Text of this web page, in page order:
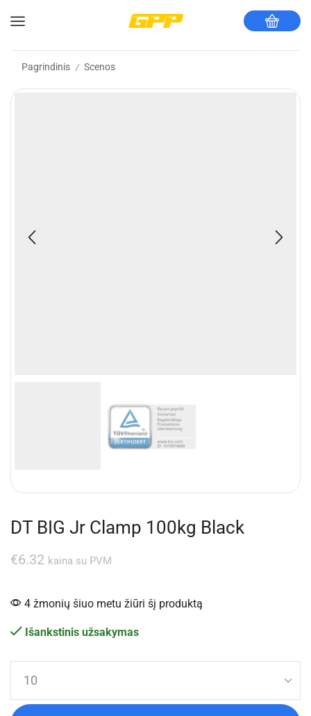
Pagrindinis / Scenos
DT BIG Jr Clamp 100kg Black
€6.32 kaina su PVM
4 žmonių šiuo metu žiūri šį produktą
Išankstinis užsakymas